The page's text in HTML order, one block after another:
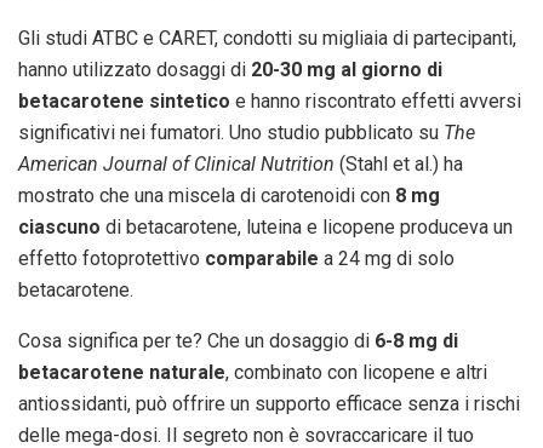
Gli studi ATBC e CARET, condotti su migliaia di partecipanti,
hanno utilizzato dosaggi di 20-30 mg al giorno di
betacarotene sintetico e hanno riscontrato effetti avversi
significativi nei fumatori. Uno studio pubblicato su The
American Journal of Clinical Nutrition (Stahl et al.) ha
mostrato che una miscela di carotenoidi con 8 mg
ciascuno di betacarotene, luteina e licopene produceva un
effetto fotoprotettivo comparabile a 24 mg di solo
betacarotene.
Cosa significa per te? Che un dosaggio di 6-8 mg di
betacarotene naturale, combinato con licopene e altri
antiossidanti, può offrire un supporto efficace senza i rischi
delle mega-dosi. Il segreto non è sovraccaricare il tuo